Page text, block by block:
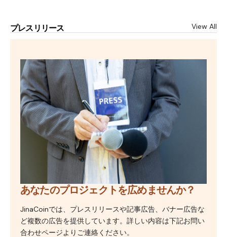
プレスリリース View All
あなたのプロジェクトを広めませんか？
JinaCoinでは、プレスリリースや記事広告、バナー広告な
ど複数の広告を提供しています。詳しい内容は下記お問い
合わせページよりご連絡ください。